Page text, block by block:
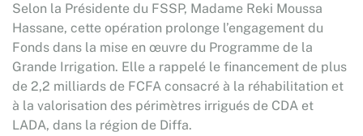
Selon la Présidente du FSSP, Madame Reki Moussa
Hassane, cette opération prolonge l’engagement du
Fonds dans la mise en œuvre du Programme de la
Grande Irrigation. Elle a rappelé le financement de plus
de 2,2 milliards de FCFA consacré à la réhabilitation et
à la valorisation des périmètres irrigués de CDA et
LADA, dans la région de Diffa.